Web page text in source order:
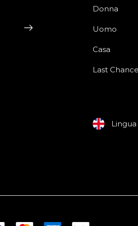
Donna
Uomo
Casa
Last Chance
Lingua